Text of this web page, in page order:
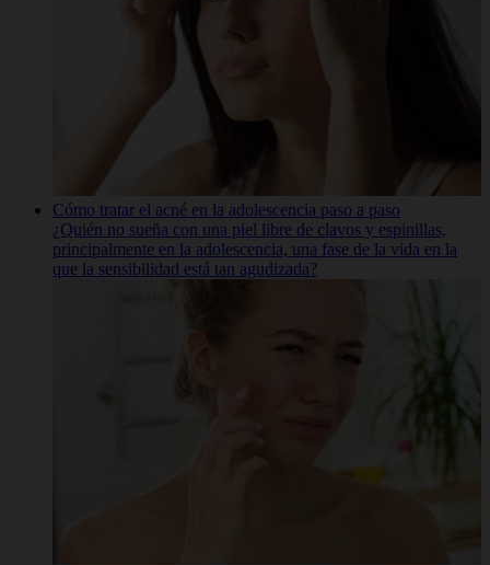
Cómo tratar el acné en la adolescencia paso a paso
¿Quién no sueña con una piel libre de clavos y espinillas,
principalmente en la adolescencia, una fase de la vida en la
que la sensibilidad está tan agudizada?